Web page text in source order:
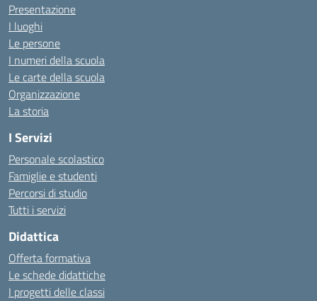
Presentazione
I luoghi
Le persone
I numeri della scuola
Le carte della scuola
Organizzazione
La storia
I Servizi
Personale scolastico
Famiglie e studenti
Percorsi di studio
Tutti i servizi
Didattica
Offerta formativa
Le schede didattiche
I progetti delle classi